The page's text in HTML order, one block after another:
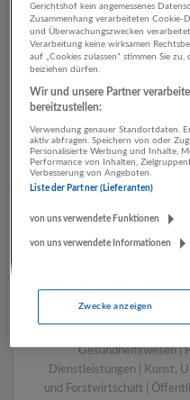
1
Bau | Beherbergung
Energieversorgung |
Gesundheitswesen |
Dienstleistungen | Kunst,
und Forstwirtschaft |
Gerichtshof kein angemessenes
Zusammenhang verarbeiteten
und Überwachungszwecken
Verarbeitung keine wirksamen
auf „Cookies zulassen“ stimmen Sie
beiziehen dürfen.
Wir und unsere Partner
bereitzustellen:
Verwendung genauer Standortdaten.
aktiv abfragen. Speichern von oder
Personalisierte Werbung und Inhalte,
Performance von Inhalten,
Verbesserung von Angeboten.
Liste der Partner (Lieferanten)
von uns verwendete Funktionen
von uns verwendete Informationen
Zwecke anzeigen